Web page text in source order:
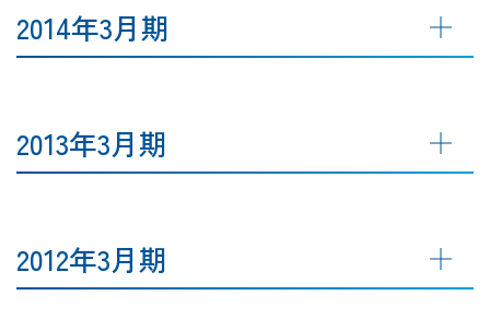
2014年3月期
2013年3月期
2012年3月期